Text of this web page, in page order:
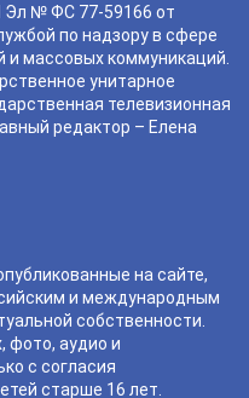
Эл № ФС 77-59166 от
по надзору в сфере
и массовых коммуникаций.
унитарное
телевизионная
редактор – Елена
на сайте,
и международным
собственности.
фото, аудио и
с согласия
старше 16 лет.